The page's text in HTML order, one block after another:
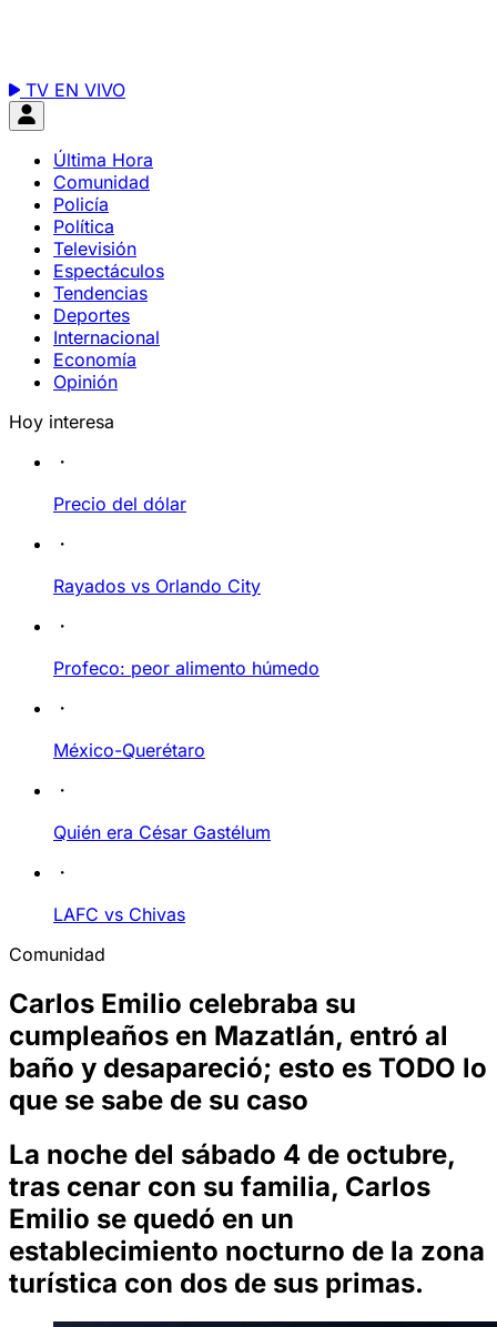
TV EN VIVO
Última Hora
Comunidad
Policía
Política
Televisión
Espectáculos
Tendencias
Deportes
Internacional
Economía
Opinión
Hoy interesa
Precio del dólar
Rayados vs Orlando City
Profeco: peor alimento húmedo
México-Querétaro
Quién era César Gastélum
LAFC vs Chivas
Comunidad
Carlos Emilio celebraba su
cumpleaños en Mazatlán, entró al
baño y desapareció; esto es TODO lo
que se sabe de su caso
La noche del sábado 4 de octubre,
tras cenar con su familia, Carlos
Emilio se quedó en un
establecimiento nocturno de la zona
turística con dos de sus primas.